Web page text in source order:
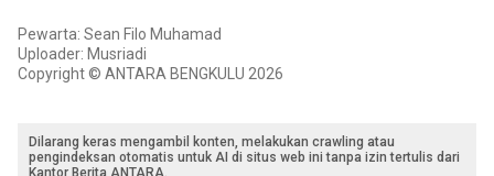
Pewarta: Sean Filo Muhamad
Uploader: Musriadi
Copyright © ANTARA BENGKULU 2026
Dilarang keras mengambil konten, melakukan crawling atau
pengindeksan otomatis untuk AI di situs web ini tanpa izin tertulis dari
Kantor Berita ANTARA.